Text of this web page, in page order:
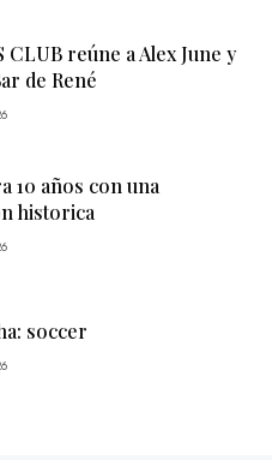
CLUB reúne a Alex June y
de René
10 años con una
historica
soccer